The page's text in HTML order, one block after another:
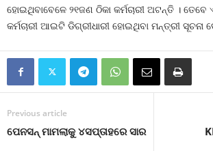
ହୋଇଥିବାବେଳେ ୨୧ଜଣ ଠିକା କର୍ମଚାରୀ ଅଟନ୍ତି ।
କର୍ମଚାରୀ ଆଇଟି ଡିଗ୍ରୀଧାରୀ ହୋଇଥିବା ମନ୍ତ୍ରୀ ସୂଚନା
Previous article
ପେନସନ୍‍ ମାମଲାକୁ ୪ସପ୍ତାହରେ ସାର